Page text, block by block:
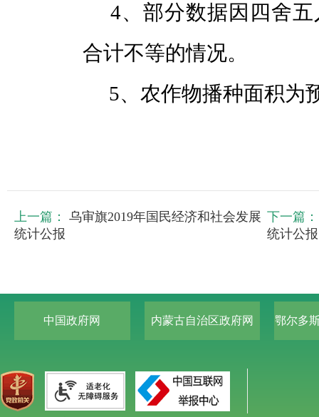
4、部分数据因四舍五
合计不等的情况。
5、农作物播种面积为
上一篇：
乌审旗2019年国民经济和社会发展
统计公报
下一篇：
统计公报
中国政府网 内蒙古自治区政府网 鄂尔多